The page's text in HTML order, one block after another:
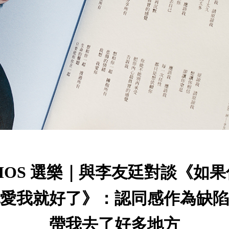
選樂｜與李友廷對談《如
我就好了》：認同感作為缺
帶我去了好多地方